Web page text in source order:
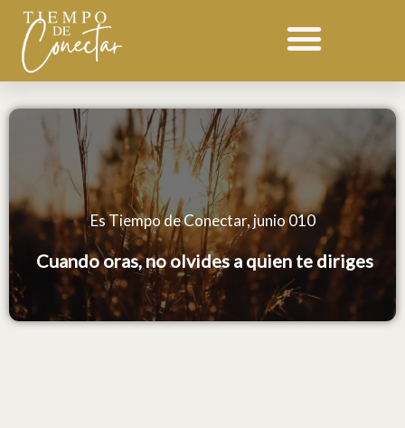
contenido
Es Tiempo de Conectar, junio 010
Cuando oras, no olvides a quien te diriges